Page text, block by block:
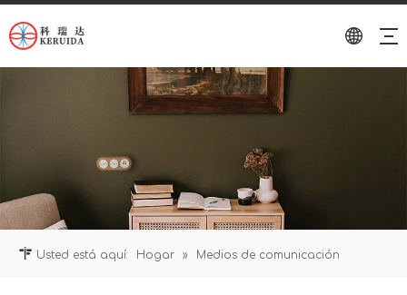
Usted está aquí: Hogar » Medios de comunicación